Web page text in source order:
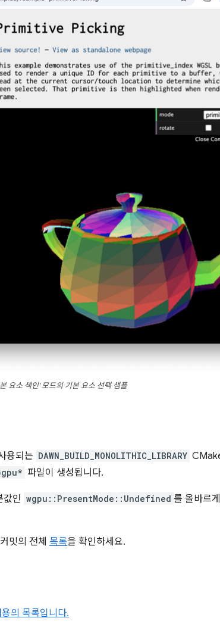
요소 색인' 모드의 기본 요소 선택 샘플
용되는 DAWN_BUILD_MONOLITHIC_LIBRARY
파일이 생성됩니다.
값인 wgpu::PresentMode::Undefined 를 올바르
밋의 전체 목록을 확인하세요.
의 목록입니다.